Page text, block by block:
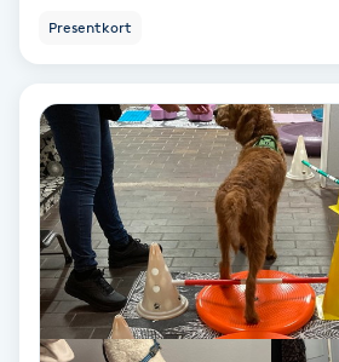
Triggerpunktsmassage
Trådning
Träning
Tvätt & Fön
Presentkort